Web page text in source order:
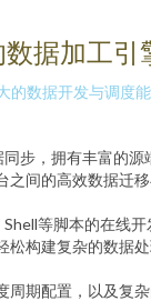
据加工引
的数据开发与调度能
同步，拥有丰富的源
之间的高效数据迁
Shell等脚本的在线开
松构建复杂的数据
周期配置，以及复